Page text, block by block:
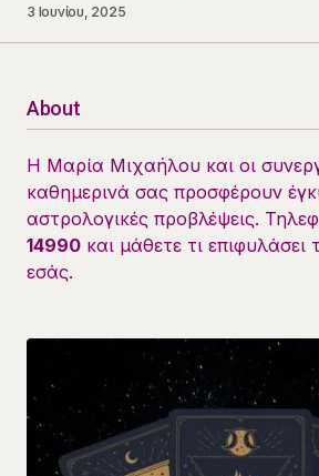
3 Ιουνίου, 2025
About
Η Μαρία Μιχαήλου και οι
καθημερινά σας προσφέρουν
αστρολογικές προβλέψεις.
14990 και μάθετε τι επιφυλάσει
εσάς.